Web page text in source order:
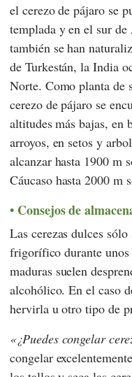
el cerezo de pájaro se
templada y en el sur
también se han
de Turkestán, la India
Norte. Como planta de
cerezo de pájaro se
altitudes más bajas, en
arroyos, en setos y
alcanzar hasta 1900 m
Cáucaso hasta 2000 m
Consejos de
Las cerezas dulces
frigorífico durante unos
maduras suelen
alcohólico. En el caso
hervirla u otro tipo de
¿Puedes congelar
congelar